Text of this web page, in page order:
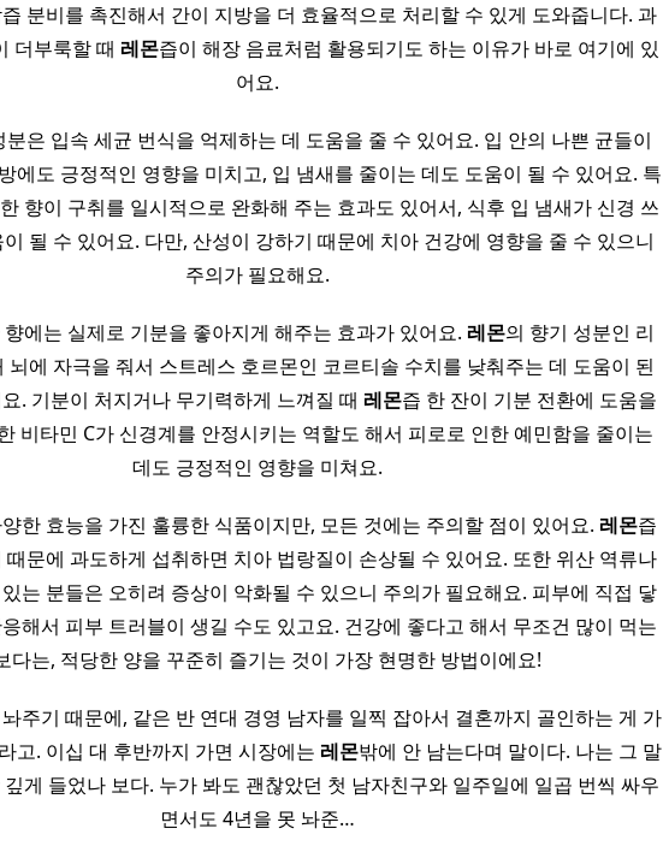
분비를 촉진해서 간이 지방을 더 효율적으로 처리할 수 있게 도와줍니다. 과
더부룩할 때 레몬즙이 해장 음료처럼 활용되기도 하는 이유가 바로 여기에 있
어요.
분은 입속 세균 번식을 억제하는 데 도움을 줄 수 있어요. 입 안의 나쁜 균들이
에도 긍정적인 영향을 미치고, 입 냄새를 줄이는 데도 도움이 될 수 있어요. 특
향이 구취를 일시적으로 완화해 주는 효과도 있어서, 식후 입 냄새가 신경 쓰
될 수 있어요. 다만, 산성이 강하기 때문에 치아 건강에 영향을 줄 수 있으니
주의가 필요해요.
에는 실제로 기분을 좋아지게 해주는 효과가 있어요. 레몬의 향기 성분인 리
뇌에 자극을 줘서 스트레스 호르몬인 코르티솔 수치를 낮춰주는 데 도움이 된
. 기분이 처지거나 무기력하게 느껴질 때 레몬즙 한 잔이 기분 전환에 도움을
비타민 C가 신경계를 안정시키는 역할도 해서 피로로 인한 예민함을 줄이는
데도 긍정적인 영향을 미쳐요.
한 효능을 가진 훌륭한 식품이지만, 모든 것에는 주의할 점이 있어요. 레몬즙
때문에 과도하게 섭취하면 치아 법랑질이 손상될 수 있어요. 또한 위산 역류나
는 분들은 오히려 증상이 악화될 수 있으니 주의가 필요해요. 피부에 직접 닿
해서 피부 트러블이 생길 수도 있고요. 건강에 좋다고 해서 무조건 많이 먹는
다는, 적당한 양을 꾸준히 즐기는 것이 가장 현명한 방법이에요!
주기 때문에, 같은 반 연대 경영 남자를 일찍 잡아서 결혼까지 골인하는 게 가
고. 이십 대 후반까지 가면 시장에는 레몬밖에 안 남는다며 말이다. 나는 그 말
게 들었나 보다. 누가 봐도 괜찮았던 첫 남자친구와 일주일에 일곱 번씩 싸우
면서도 4년을 못 놔준…